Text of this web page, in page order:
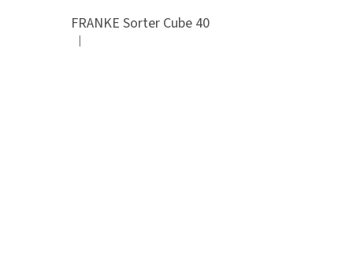
FRANKE Sorter Cube 40
Hodnocení produktu je 3 z 5 hvězdiček.
|